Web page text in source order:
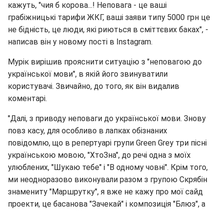
кажуть, "чия б корова...! Неповага - це ваші
грабіжницькі тарифи ЖКГ, ваші заяви типу 5000 грн це
не бідність, це люди, які риються в сміттєвих баках", -
написав він у новому пості в Instagram.
Мурік вирішив прояснити ситуацію з "неповагою до
української мови", в якій його звинуватили
користувачі. Звичайно, до того, як він видалив
коментарі.
"Далі, з приводу неповаги до української мови. Знову
повз касу, для особливо в лапках обізнаних
повідомлю, що в репертуарі групи Green Grey три пісні
українською мовою, "ХтоЗна", до речі одна з моїх
улюблених, "Шукаю тебе" і "В одному човні". Крім того,
ми неодноразово виконували разом з групою Скрябін
знамениту "Маршрутку", я вже не кажу про мої сайд
проекти, це басанова "Зачекай" і композиція "Блюз", а